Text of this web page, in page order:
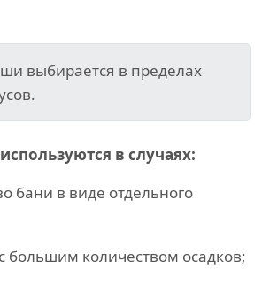
выбирается в пределах
в случаях:
бани в виде отдельного
большим количеством осадков;